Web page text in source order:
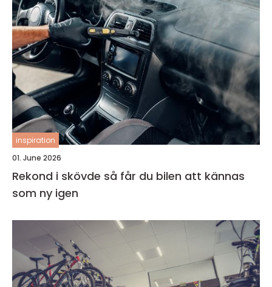
inspiration
01. June 2026
Rekond i skövde så får du bilen att kännas
som ny igen